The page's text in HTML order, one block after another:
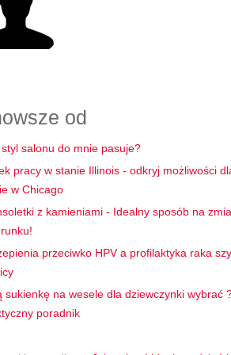
od
salonu do mnie pasuje?
pracy w stanie Illinois - odkryj możliwości
w Chicago
z kamieniami - Idealny sposób na
przeciwko HPV a profilaktyka raka
sukienkę na wesele dla dziewczynki wybrać
poradnik